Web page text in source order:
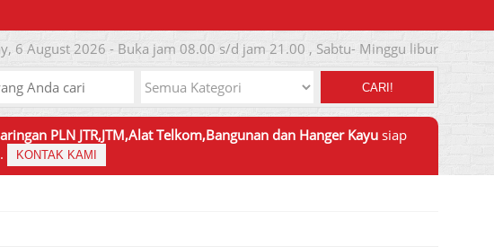
6 August 2026 - Buka jam 08.00 s/d jam 21.00 , Sabtu- Minggu libur
CARI!
PLN JTR,JTM,Alat Telkom,Bangunan dan Hanger Kayusiap
KONTAK KAMI